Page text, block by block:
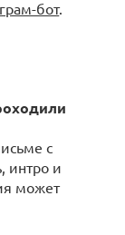
бот.
с
интро и
может